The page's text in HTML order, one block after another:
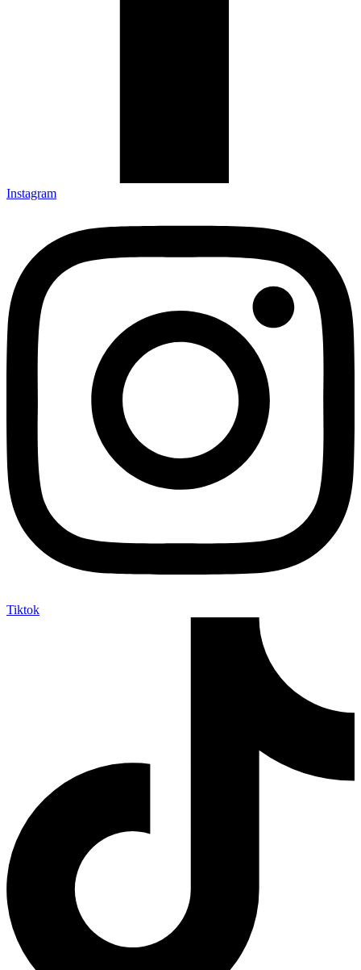
Instagram
Tiktok